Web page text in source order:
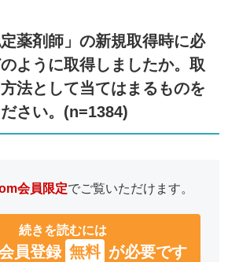
薬剤師」の新規取得時に必
ように取得しましたか。取
法として当てはまるものを
さい。(n=1384)
会員限定でご覧いただけます。
続きを読むには
員登録 無料 が必要です